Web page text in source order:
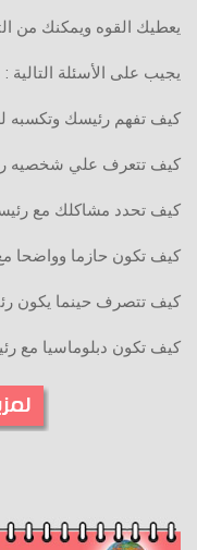
يعطيك القوه ويمكنك من
يجيب على الأسئلة التالية :
كيف تفهم رئيسك وتكسبه
كيف تتعرف علي شخصيه
كيف تحدد مشاكلك مع
كيف تكون حازما وواضحا
كيف تتصرف حينما يكون
كيف تكون دبلوماسيا مع